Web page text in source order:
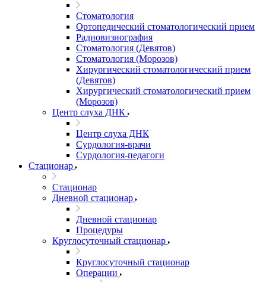
Стоматология
Ортопедический стоматологический прием
Радиовизиография
Стоматология (Девятов)
Стоматология (Морозов)
Хирургический стоматологический прием
(Девятов)
Хирургический стоматологический прием
(Морозов)
Центр слуха ДНК
Центр слуха ДНК
Сурдология-врачи
Сурдология-педагоги
Стационар
Стационар
Дневной стационар
Дневной стационар
Процедуры
Круглосуточный стационар
Круглосуточный стационар
Операции